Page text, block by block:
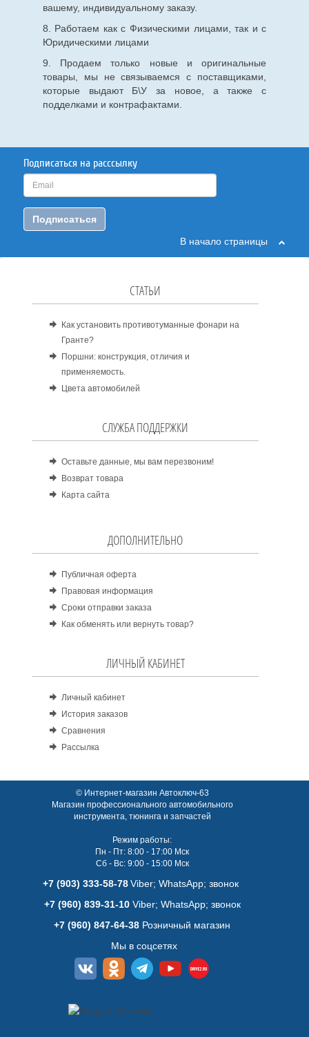
вашему, индивидуальному заказу.
8. Работаем как с Физическими лицами, так и с
Юридическими лицами
9. Продаем только новые и оригинальные
товары, мы не связываемся с поставщиками,
которые выдают Б\У за новое, а также с
подделками и контрафактами.
Подписаться на расссылку
Подписаться
В начало страницы
СТАТЬИ
Как установить противотуманные фонари на
Гранте?
Поршни: конструкция, отличия и
применяемость.
Цвета автомобилей
СЛУЖБА ПОДДЕРЖКИ
Оставьте данные, мы вам перезвоним!
Возврат товара
Карта сайта
ДОПОЛНИТЕЛЬНО
Публичная оферта
Правовая информация
Сроки отправки заказа
Как обменять или вернуть товар?
ЛИЧНЫЙ КАБИНЕТ
Личный кабинет
История заказов
Сравнения
Рассылка
© Интернет-магазин Автоключ-63
Магазин профессионального автомобильного
инструмента, тюнинга и запчастей
Режим работы:
Пн - Пт: 8:00 - 17:00 Мск
Сб - Вс: 9:00 - 15:00 Мск
+7 (903) 333-58-78 Viber; WhatsАpp; звонок
+7 (960) 839-31-10Viber; WhatsАpp; звонок
+7 (960) 847-64-38 Розничный магазин
Мы в соцсетях